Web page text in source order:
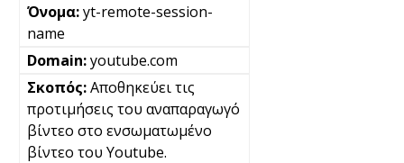
yt-remote-session-
name
youtube.com
Αποθηκεύει τις
προτιμήσεις του αναπαραγωγό
βίντεο στο ενσωματωμένο
βίντεο του Youtube.